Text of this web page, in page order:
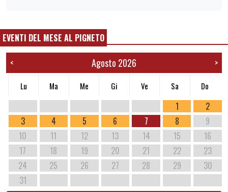
EVENTI DEL MESE AL PIGNETO
< Agosto 2026 >
Lu Ma Me Gi Ve Sa Do
1
2
3
4 5 6 7 8
9
10
11 12 13 14 15
16
17
18 19 20 21 22
23
24
25 26 27 28 29
30
31